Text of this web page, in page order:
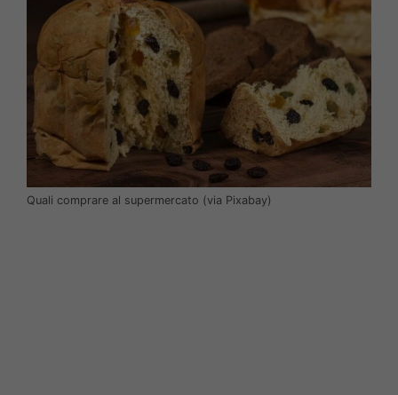
Quali comprare al supermercato (via Pixabay)